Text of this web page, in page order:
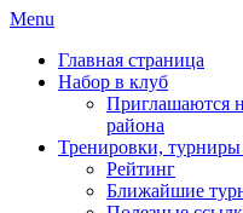
Menu
Главная страница
Набор в клуб
Приглашаются
района
Тренировки,
Рейтинг
Ближайшие